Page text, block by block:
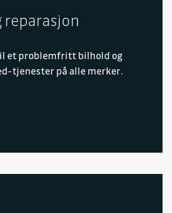
reparasjon
et problemfritt bilhold og
tjenester på alle merker.